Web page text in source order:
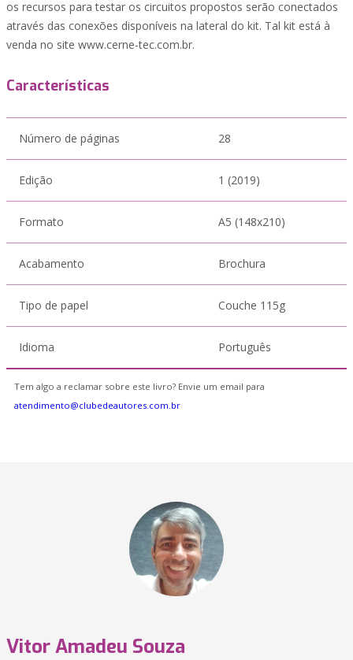
os recursos para testar os circuitos propostos serão conectados
através das conexões disponíveis na lateral do kit. Tal kit está à
venda no site www.cerne-tec.com.br.
Características
Número de páginas 28
Edição 1 (2019)
Formato A5 (148x210)
Acabamento Brochura
Tipo de papel Couche 115g
Idioma Português
Tem algo a reclamar sobre este livro? Envie um email para
atendimento@clubedeautores.com.br
Vitor Amadeu Souza